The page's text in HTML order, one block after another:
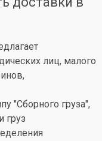
лиц, малого
"Сборного груза",
груз